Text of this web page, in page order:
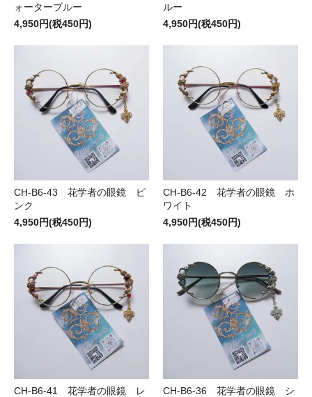
ォーターブルー
4,950円(税450円)
ルー
4,950円(税450円)
CH-B6-43 花学者の眼鏡 ピ
ンク
4,950円(税450円)
CH-B6-42 花学者の眼鏡 ホ
ワイト
4,950円(税450円)
CH-B6-41 花学者の眼鏡 レ
CH-B6-36 花学者の眼鏡 シ